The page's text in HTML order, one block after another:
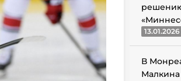
13.01.2026
В
Малкина